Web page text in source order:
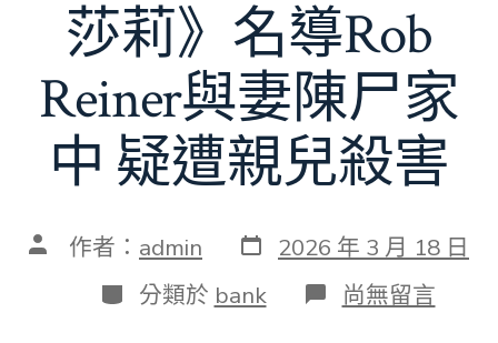
莎莉》名導Rob
Reiner與妻陳尸家
中 疑遭親兒殺害
文 作者： admin 發
表
日
期
2026 年 3 月 18 日
分
類
分類於 bank 在
〈《當
尚無留言